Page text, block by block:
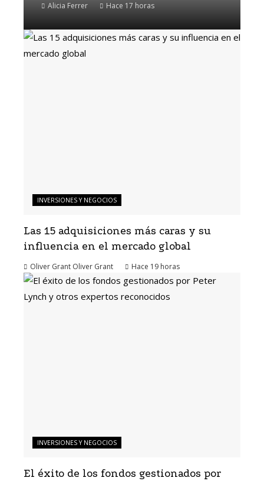
Alicia Ferrer Hace 17 horas
INVERSIONES Y NEGOCIOS
Las 15 adquisiciones más caras y su
influencia en el mercado global
Oliver Grant Oliver Grant Hace 19 horas
INVERSIONES Y NEGOCIOS
El éxito de los fondos gestionados por